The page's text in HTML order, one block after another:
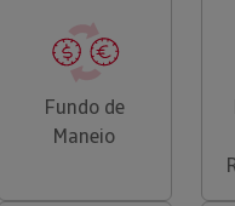
Fundo de
Maneio